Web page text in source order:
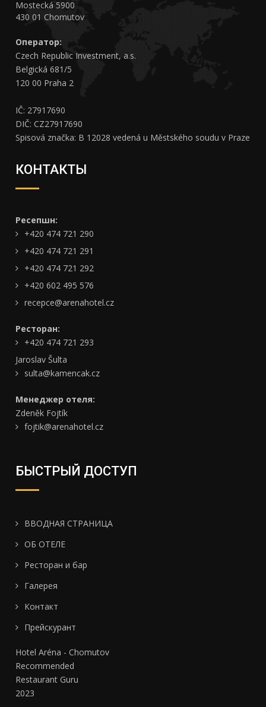
Mostecká 5900
430 01 Chomutov
Оператор:
Czech Republic Investment, a.s.
Belgická 681/5
120 00 Praha 2
IČ: 27917690
DIČ: CZ27917690
Spisová značka: B 12028 vedená u Městského soudu v Praze
КОНТАКТЫ
Ресепшн:
+420 474 721 290
+420 474 721 291
+420 474 721 292
+420 602 495 576
recepce@arenahotel.cz
Ресторан:
+420 474 721 293
Jaroslav Šulta
sulta@kamencak.cz
Менеджер отеля:
Zdeněk Fojtík
fojtik@arenahotel.cz
БЫСТРЫЙ ДОСТУП
ВВОДНАЯ СТРАНИЦА
ОБ ОТЕЛЕ
Ресторан и бар
Галерея
Контакт
Прейскурант
Hotel Aréna - Chomutov
Recommended
Restaurant Guru
2023